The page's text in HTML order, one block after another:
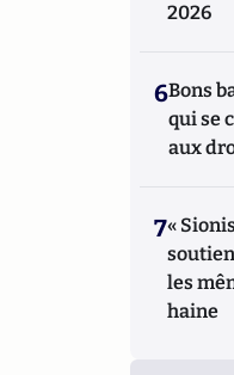
2026
6Bons
qui se
aux
7«
les
haine